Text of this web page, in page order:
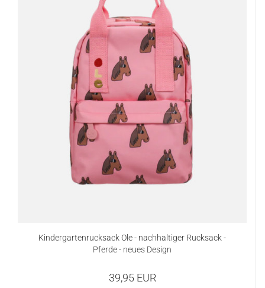
Kindergartenrucksack Ole - nachhaltiger Rucksack -
Pferde - neues Design
39,95 EUR